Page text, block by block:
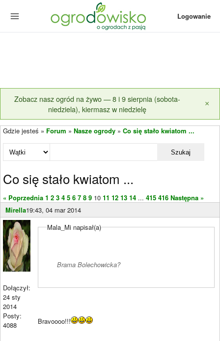
Logowanie
Zobacz nasz ogród na żywo — 8 i 9 sierpnia (sobota-
niedziela), kiermasz w niedzielę
×
Gdzie jesteś » Forum » Nasze ogrody » Co się stało kwiatom ...
Szukaj
Co się stało kwiatom ...
« Poprzednia 1 2 3 4 5 6 7 8 9 10 11 12 13 14 ... 415 416 Następna »
Mirella19:43, 04 mar 2014
Dołączył:
24 sty
2014
Posty:
4088
Mala_Mi napisał(a)
Brama Bolechowicka?
Bravoooo!!!